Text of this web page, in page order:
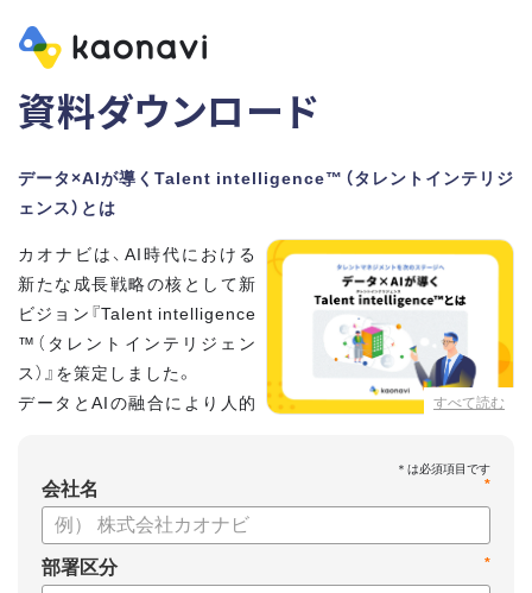
資料ダウンロード
データ×AIが導くTalent intelligence™（タレントインテリジ
ェンス）とは
すべて読む
カオナビは、AI時代における
新たな成長戦略の核として新
ビジョン『Talent intelligence
™（タレントインテリジェン
ス）』を策定しました。
データとAIの融合により人的
【資料の内容】
・新ビジョン「Talent intelligence™」実現へのロードマップ
・HRSaaS事業とHRSolution事業が循環する「Infinite Model」
*
会社名
*
部署区分